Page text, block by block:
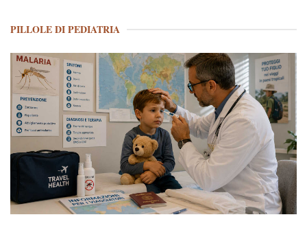
PILLOLE DI PEDIATRIA